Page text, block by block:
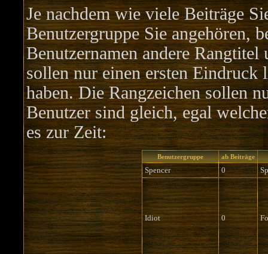
Je nachdem wie viele Beiträge
Benutzergruppe Sie angehören,
Benutzernamen andere
sollen nur einen ersten
haben. Die Rangzeichen sollen
Benutzer sind gleich, egal
es zur Zeit:
Benutzergruppe ab Beiträge
Spencer 0
Idiot 0